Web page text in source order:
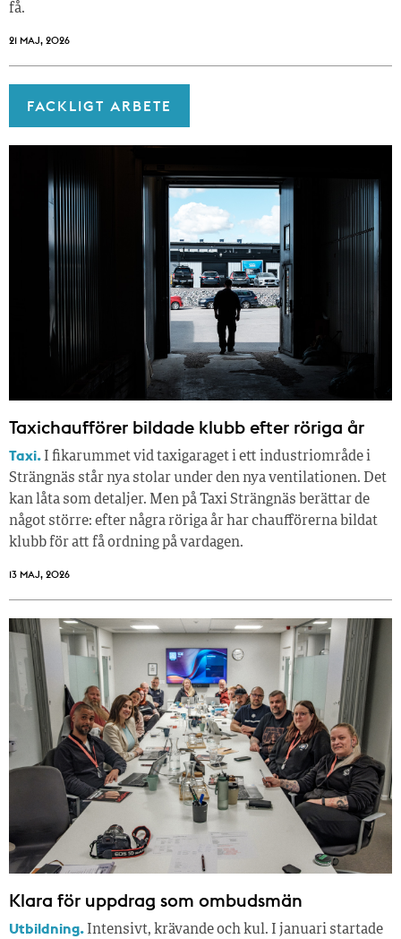
få.
21 MAJ, 2026
FACKLIGT ARBETE
Taxichaufförer bildade klubb efter röriga år
Taxi. I fikarummet vid taxigaraget i ett industriområde i
Strängnäs står nya stolar under den nya ventilationen. Det
kan låta som detaljer. Men på Taxi Strängnäs berättar de
något större: efter några röriga år har chaufförerna bildat
klubb för att få ordning på vardagen.
13 MAJ, 2026
Klara för uppdrag som ombudsmän
Utbildning. Intensivt, krävande och kul. I januari startade